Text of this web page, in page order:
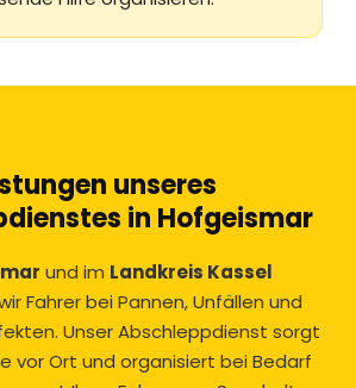
unseres
in Hofgeismar
und im Landkreis Kassel
Fahrer bei Pannen, Unfällen und
Unser Abschleppdienst sorgt
vor Ort und organisiert bei Bedarf